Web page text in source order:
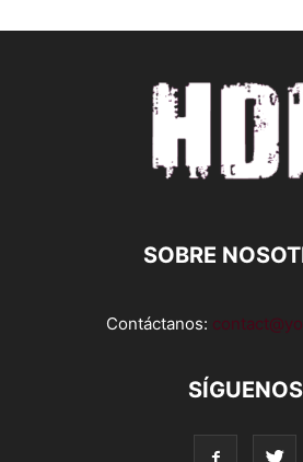
SOBRE
Contáctanos:
SÍGUENOS